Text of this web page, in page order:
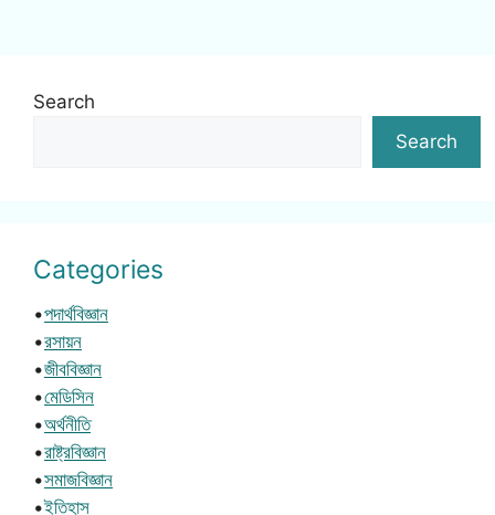
Search
Search
Categories
•পদার্থবিজ্ঞান
•রসায়ন
•জীববিজ্ঞান
•মেডিসিন
•অর্থনীতি
•রাষ্ট্রবিজ্ঞান
•সমাজবিজ্ঞান
•ইতিহাস